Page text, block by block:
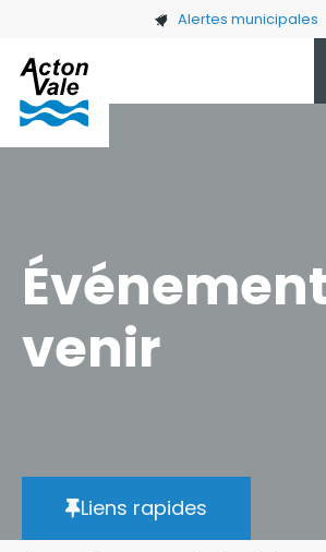
Skip to main content Alertes municipales
venir
Liens rapides